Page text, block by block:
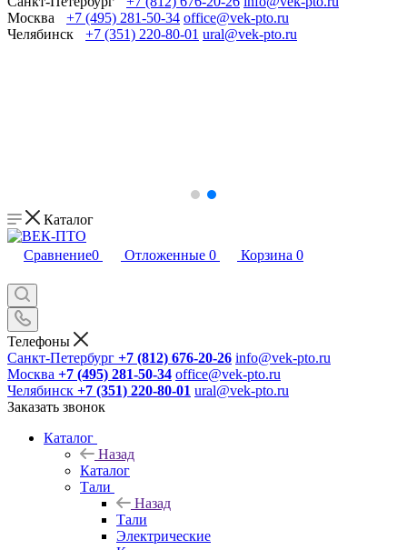
Москва
+7 (495) 281-50-34 office@vek-pto.ru
Челябинск
+7 (351) 220-80-01 ural@vek-pto.ru
Каталог
Сравнение0 Отложенные 0 Корзина 0
Телефоны
Санкт-Петербург +7 (812) 676-20-26 info@vek-pto.ru
Москва +7 (495) 281-50-34 office@vek-pto.ru
Челябинск +7 (351) 220-80-01 ural@vek-pto.ru
Заказать звонок
Каталог
Назад
Каталог
Тали
Назад
Тали
Электрические